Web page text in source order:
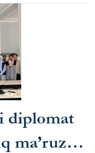
diplomat
ma’ruza